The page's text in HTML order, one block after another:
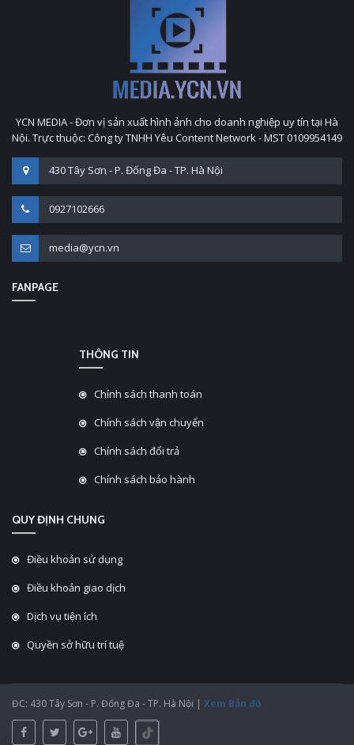
YCN MEDIA - Đơn vị sản xuất hình ảnh cho doanh nghiệp uy tín tại Hà
Nội. Trực thuộc: Công ty TNHH Yêu Content Network - MST 0109954149
430 Tây Sơn - P. Đống Đa - TP. Hà Nội
0927102666
media@ycn.vn
FANPAGE
THÔNG TIN
Chính sách thanh toán
Chính sách vận chuyển
Chính sách đổi trả
Chính sách bảo hành
QUY ĐỊNH CHUNG
Điều khoản sử dụng
Điều khoản giao dịch
Dịch vụ tiện ích
Quyền sở hữu trí tuệ
ĐC: 430 Tây Sơn - P. Đống Đa - TP. Hà Nội | Xem Bản đồ